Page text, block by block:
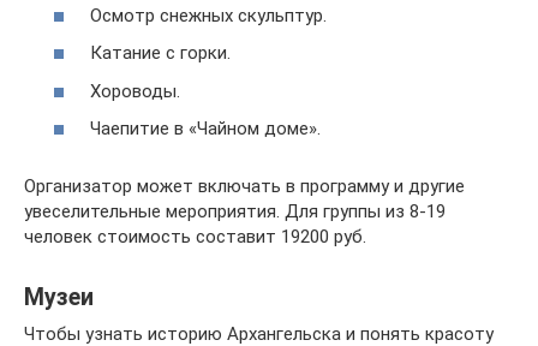
Осмотр снежных скульптур.
Катание с горки.
Хороводы.
Чаепитие в «Чайном доме».
Организатор может включать в программу и другие
увеселительные мероприятия. Для группы из 8-19
человек стоимость составит 19200 руб.
Музеи
Чтобы узнать историю Архангельска и понять красоту